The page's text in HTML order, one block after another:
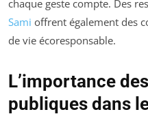
chaque geste compte. Des
Sami offrent également des
de vie écoresponsable.
L’importance
publiques dans